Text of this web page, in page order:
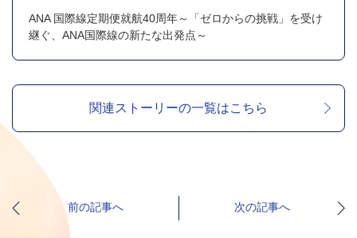
ANA 国際線定期便就航40周年～「ゼロからの挑戦」を受け
継ぐ、ANA国際線の新たな出発点～
関連ストーリーの一覧はこちら
前の記事へ 次の記事へ